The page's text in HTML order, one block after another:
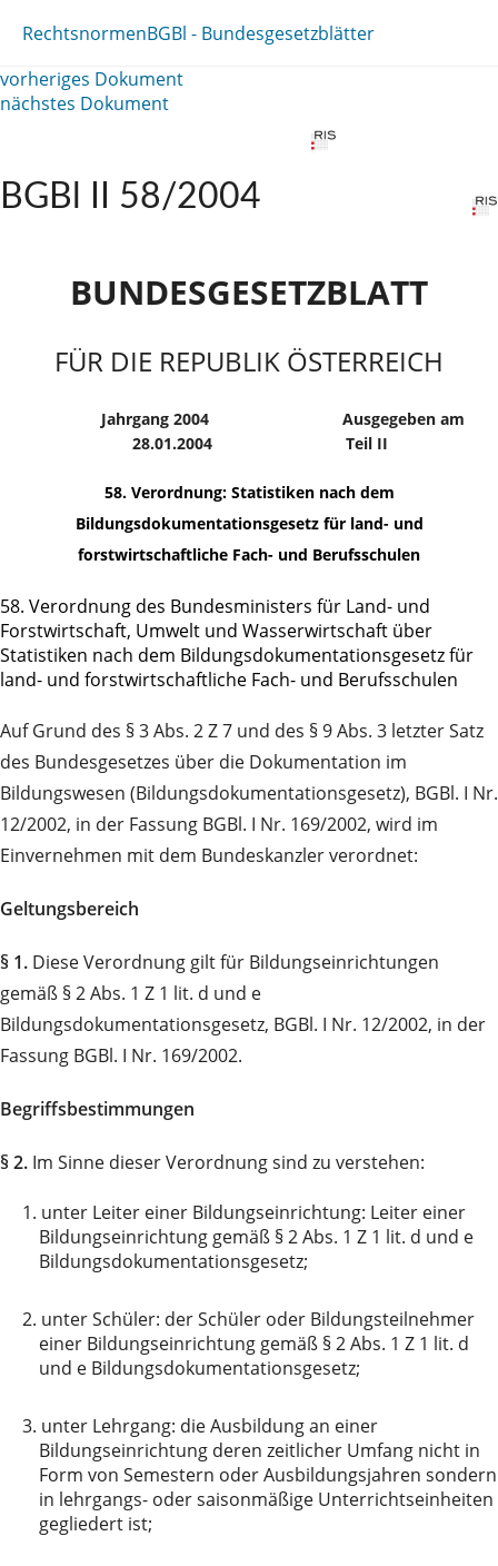
RechtsnormenBGBl - Bundesgesetzblätter
vorheriges Dokument
nächstes Dokument
BGBl II 58/2004
BUNDESGESETZBLATT
FÜR DIE REPUBLIK ÖSTERREICH
Jahrgang 2004
Ausgegeben am
28.01.2004
Teil II
58. Verordnung: Statistiken nach dem
Bildungsdokumentationsgesetz für land- und
forstwirtschaftliche Fach- und Berufsschulen
58. Verordnung des Bundesministers für Land- und
Forstwirtschaft, Umwelt und Wasserwirtschaft über
Statistiken nach dem Bildungsdokumentationsgesetz für
land- und forstwirtschaftliche Fach- und Berufsschulen
Auf Grund des § 3 Abs. 2 Z 7 und des § 9 Abs. 3 letzter Satz
des Bundesgesetzes über die Dokumentation im
Bildungswesen (Bildungsdokumentationsgesetz), BGBl. I Nr.
12/2002, in der Fassung BGBl. I Nr. 169/2002, wird im
Einvernehmen mit dem Bundeskanzler verordnet:
Geltungsbereich
§ 1. Diese Verordnung gilt für Bildungseinrichtungen
gemäß § 2 Abs. 1 Z 1 lit. d und e
Bildungsdokumentationsgesetz, BGBl. I Nr. 12/2002, in der
Fassung BGBl. I Nr. 169/2002.
Begriffsbestimmungen
§ 2. Im Sinne dieser Verordnung sind zu verstehen:
1. unter Leiter einer Bildungseinrichtung: Leiter einer
Bildungseinrichtung gemäß § 2 Abs. 1 Z 1 lit. d und e
Bildungsdokumentationsgesetz;
2. unter Schüler: der Schüler oder Bildungsteilnehmer
einer Bildungseinrichtung gemäß § 2 Abs. 1 Z 1 lit. d
und e Bildungsdokumentationsgesetz;
3. unter Lehrgang: die Ausbildung an einer
Bildungseinrichtung deren zeitlicher Umfang nicht in
Form von Semestern oder Ausbildungsjahren sondern
in lehrgangs- oder saisonmäßige Unterrichtseinheiten
gegliedert ist;